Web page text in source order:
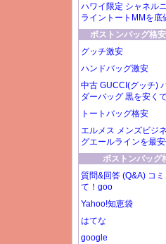
ハワイ限定 シャネル
ライントートMMを底
ボストンバッグ格
グッチ激安
ハンドバッグ激安
中古 GUCCI(グッチ)
ダーバッグ 黒を安く
トートバッグ格安
エルメス メンズビジ
グエールラインを最
ボストンバッグ
質問&回答 (Q&A) コミ
て！goo
Yahoo!知恵袋
はてな
google